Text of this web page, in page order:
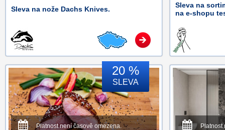
Sleva na nože Dachs Knives.
Sleva na
na e-shopu
20 %
SLEVA
Platnost není časově omezena. Platnost